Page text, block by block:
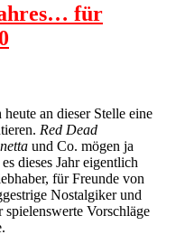
für
an dieser Stelle eine
Red Dead
und Co. mögen ja
dieses Jahr eigentlich
für Freunde von
Nostalgiker und
Vorschläge